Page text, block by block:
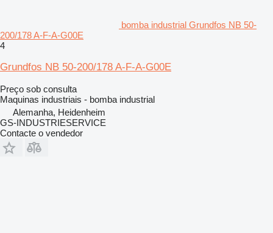
bomba industrial Grundfos NB 50-
200/178 A-F-A-G00E
4
Grundfos NB 50-200/178 A-F-A-G00E
Preço sob consulta
Maquinas industriais - bomba industrial
Alemanha, Heidenheim
GS-INDUSTRIESERVICE
Contacte o vendedor